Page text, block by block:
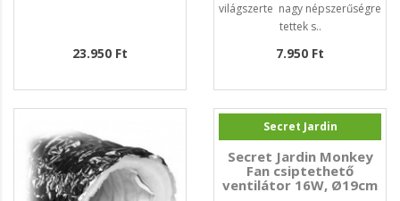
23.950 Ft
világszerte nagy népszerűségre
tettek s..
7.950 Ft
Secret Jardin
Secret Jardin Monkey
Fan csiptethető
ventilátor 16W, Ø19cm